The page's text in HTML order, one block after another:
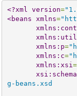
<?xml version=
<beans xmlns=
xmlns:util
xmlns:p=
xmlns:c=
xmlns:xsi=
g-beans.xsd